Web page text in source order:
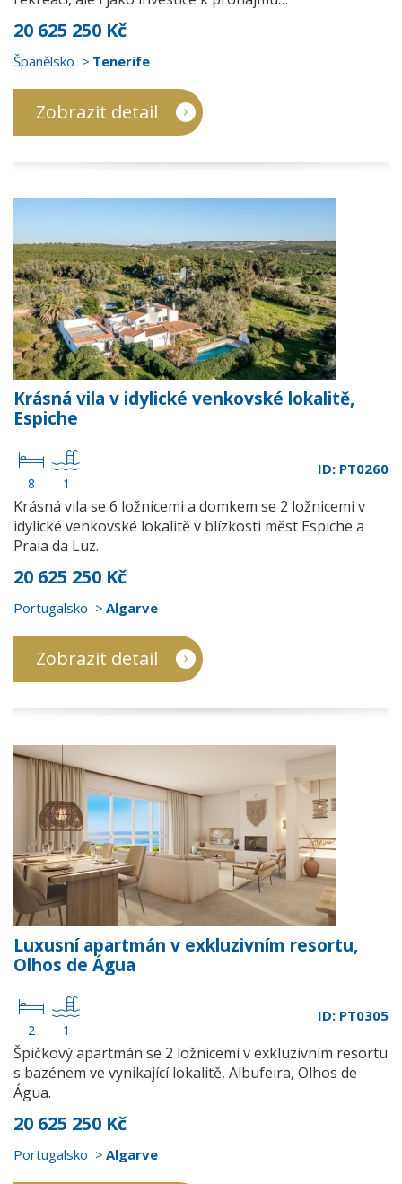
20 625 250 Kč
Španělsko Tenerife
Zobrazit detail
Krásná vila v idylické venkovské lokalitě,
Espiche
8 1
ID: PT0260
Krásná vila se 6 ložnicemi a domkem se 2 ložnicemi v
idylické venkovské lokalitě v blízkosti měst Espiche a
Praia da Luz.
20 625 250 Kč
Portugalsko Algarve
Zobrazit detail
Luxusní apartmán v exkluzivním resortu,
Olhos de Água
2 1
ID: PT0305
Špičkový apartmán se 2 ložnicemi v exkluzivním resortu
s bazénem ve vynikající lokalitě, Albufeira, Olhos de
Água.
20 625 250 Kč
Portugalsko Algarve